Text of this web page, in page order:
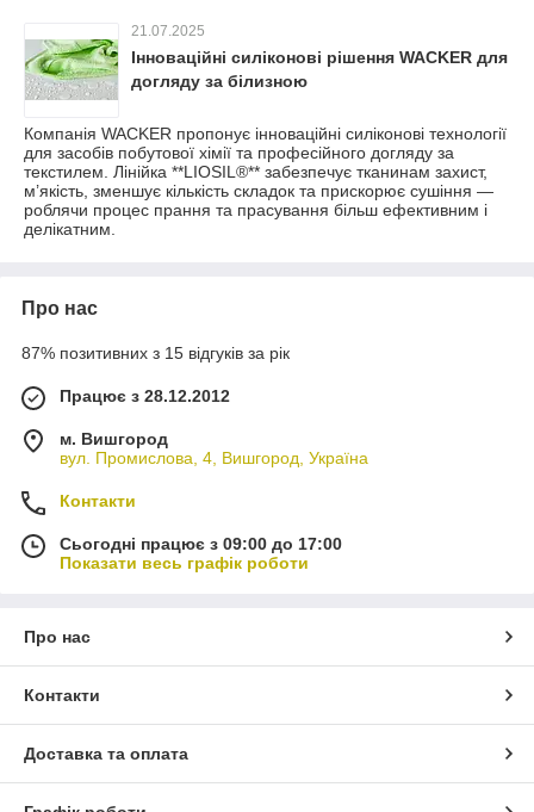
21.07.2025
Інноваційні силіконові рішення WACKER для
догляду за білизною
Компанія WACKER пропонує інноваційні силіконові технології
для засобів побутової хімії та професійного догляду за
текстилем. Лінійка **LIOSIL®** забезпечує тканинам захист,
м’якість, зменшує кількість складок та прискорює сушіння —
роблячи процес прання та прасування більш ефективним і
делікатним.
Про нас
87% позитивних з 15 відгуків за рік
Працює з 28.12.2012
м. Вишгород
вул. Промислова, 4, Вишгород, Україна
Контакти
Сьогодні працює з 09:00 до 17:00
Показати весь графік роботи
Про нас
Контакти
Доставка та оплата